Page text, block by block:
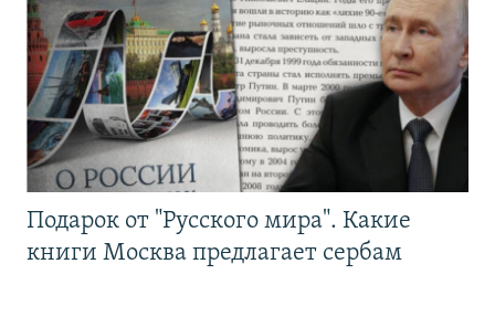
Подарок от "Русского мира". Какие
книги Москва предлагает сербам